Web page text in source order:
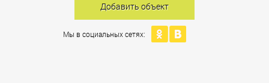
Добавить объект
Мы в социальных сетях: